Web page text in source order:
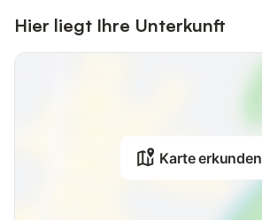
Hier liegt Ihre Unterkunft
Karte erkunden